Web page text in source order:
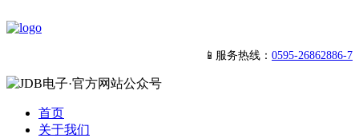
📱服务热线： 0595-26862886-7
首页
关于我们